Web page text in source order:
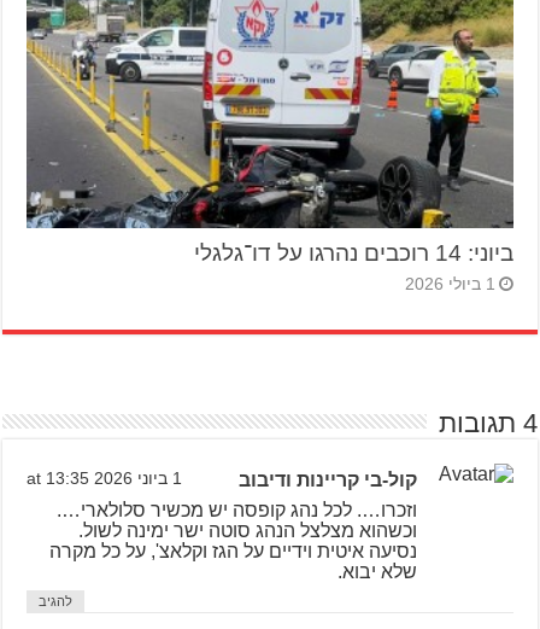
ביוני: 14 רוכבים נהרגו על דו־גלגלי
1 ביולי 2026
4 תגובות
קול-בי קריינות ודיבוב 1 ביוני 2026 at 13:35
וזכרו…. לכל נהג קופסה יש מכשיר סלולארי….
וכשהוא מצלצל הנהג סוטה ישר ימינה לשול.
נסיעה איטית וידיים על הגז וקלאצ', על כל מקרה
שלא יבוא.
להגיב